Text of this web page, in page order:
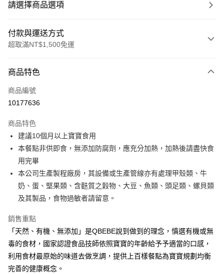
請選擇商品選項
付款與運送方式
超取滿NT$1,500免運
信用卡一次付款
LINE Pay
街口支付
悠遊付
全盈+PAY
大哥付你分期
相關說明
1.本服務由台灣大哥大提供，台灣大哥大用戶可立即使用無須另外申請。
2.付款方式選擇「大哥付你分期」，訂單成立後會自動跳轉到大哥付的交易
流程，驗證手機門號後，選擇欲分期的期數、繳款截止日，確認付款後即完
成交易。
3.實際核准額度、可分期數及費用金額請依後續交易確認頁面所載為準。
4.訂單成立30分鐘內，如未前往確認交易或遇審核未通過，訂單將自動取
AFTEE先享後付
相關說明
【關於「AFTEE先享後付」】
AFTEE先享後付是「在收到商品之後才付款」的支付方式。 讓您購物簡單
便利好安心！
１．簡單：不需註冊會員、不需綁卡、不需儲值。
商品特色
商品編號
10177636
商品特色
建議10個月以上寶寶食用
本餐點非供即食，無添加防腐劑，應充分加熱，加熱後請盡快食
用完畢
本公司生產製程廠房，其設備或生產管線亦有處理甲殼類、牛
奶、蛋、堅果類、含麩質之穀物、大豆、魚類、頭足類、螺貝類
及其製品，食物過敏者請留意。
銷售重點
「天然、有機、無添加」是QBEBE說到做到的理念，慎選有機或無
毒的食材，國家認證食品技師依照寶寶的年齡給予予適當的口感，
利用食材最原始的味道去做烹調，提供上百樣餐點為寶寶規劃均衡
完善的健康概念。